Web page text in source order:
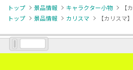
トップ 景品情報 キャラクター小物
トップ
景品情報 カリスマ